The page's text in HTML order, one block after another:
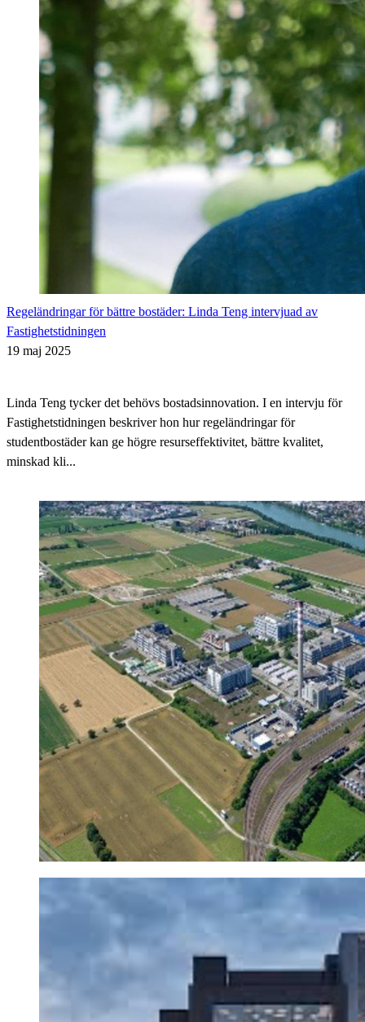
Regeländringar för bättre bostäder: Linda Teng intervjuad av
Fastighetstidningen
19 maj 2025
Linda Teng tycker det behövs bostadsinnovation. I en intervju för
Fastighetstidningen beskriver hon hur regeländringar för
studentbostäder kan ge högre resurseffektivitet, bättre kvalitet,
minskad kli...